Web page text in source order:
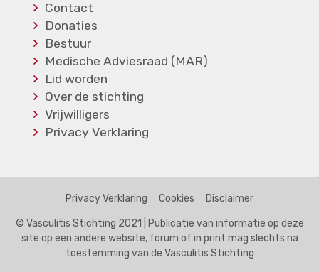
Contact
Donaties
Bestuur
Medische Adviesraad (MAR)
Lid worden
Over de stichting
Vrijwilligers
Privacy Verklaring
Privacy Verklaring Cookies Disclaimer
© Vasculitis Stichting 2021 | Publicatie van informatie op deze
site op een andere website, forum of in print mag slechts na
toestemming van de Vasculitis Stichting